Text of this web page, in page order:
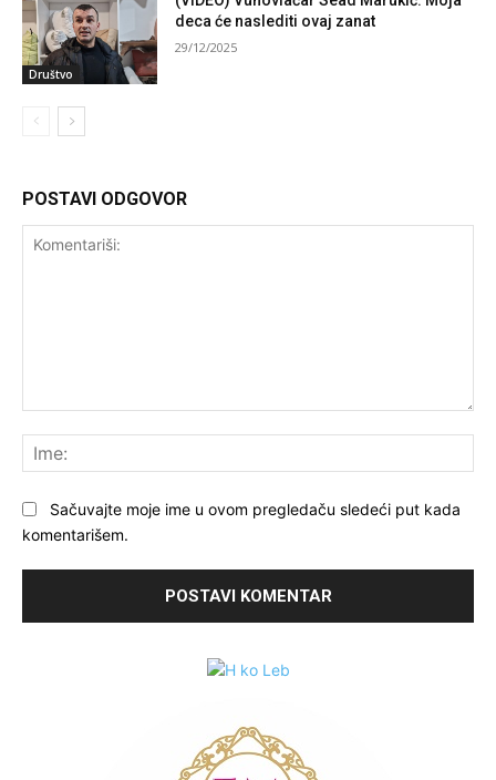
Društvo
deca će naslediti ovaj zanat
29/12/2025
POSTAVI ODGOVOR
Sačuvajte moje ime u ovom pregledaču sledeći put kada
komentarišem.